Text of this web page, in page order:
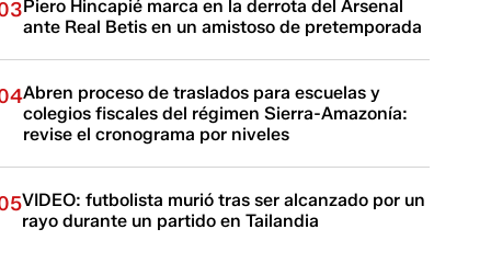
Piero Hincapié marca en la derrota del Arsenal
ante Real Betis en un amistoso de pretemporada
Abren proceso de traslados para escuelas y
colegios fiscales del régimen Sierra-Amazonía:
revise el cronograma por niveles
VIDEO: futbolista murió tras ser alcanzado por un
rayo durante un partido en Tailandia